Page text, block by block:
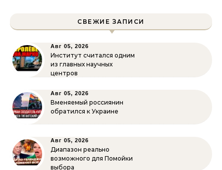
СВЕЖИЕ ЗАПИСИ
Авг 05, 2026
Институт считался одним
из главных научных
центров
Авг 05, 2026
Вменяемый россиянин
обратился к Украине
Авг 05, 2026
Диапазон реально
возможного для Помойки
выбора